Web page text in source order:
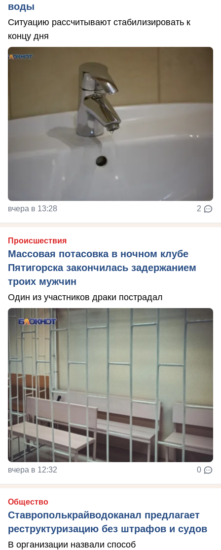
воды
Ситуацию рассчитывают стабилизировать к
концу дня
вчера в 13:28 2
Происшествия
Массовая потасовка в ночном клубе
Пятигорска закончилась задержанием
троих мужчин
Один из участников драки пострадал
вчера в 12:32 0
Общество
Ставрополькрайводоканал предлагает
реструктуризацию без штрафов и судов
В организации назвали способ